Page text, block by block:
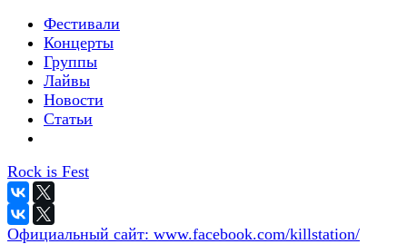
Фестивали
Концерты
Группы
Лайвы
Новости
Статьи
Rock is Fest
Официальный сайт: www.facebook.com/killstation/